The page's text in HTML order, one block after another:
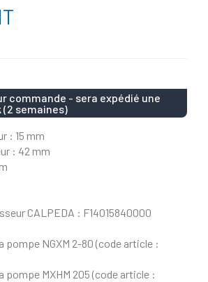
commande - sera expédié une
semaines)
: 15 mm
: 42 mm
CALPEDA : F14015840000
pompe NGXM 2-80 (code article :
pompe MXHM 205 (code article :